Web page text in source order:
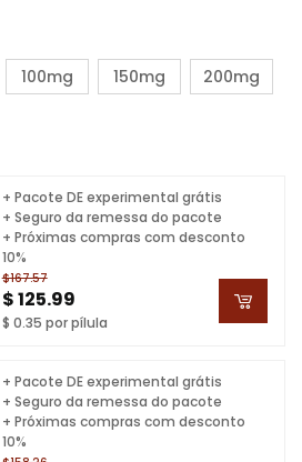
100mg 150mg 200mg
$167.57
$ 125.99
$ 0.35 por pílula
+ Pacote DE experimental grátis
+ Seguro da remessa do pacote
+ Próximas compras com desconto
10%
+ Pacote DE experimental grátis
+ Seguro da remessa do pacote
+ Próximas compras com desconto
10%